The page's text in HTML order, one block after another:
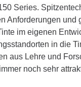
Series.
Anforderungen
im eigenen
in die
aus Lehre und
noch sehr